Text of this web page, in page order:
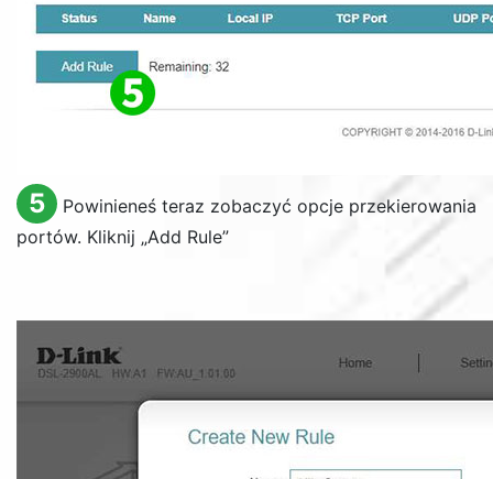
5
Powinieneś teraz zobaczyć opcje przekierowania
portów. Kliknij „Add Rule”